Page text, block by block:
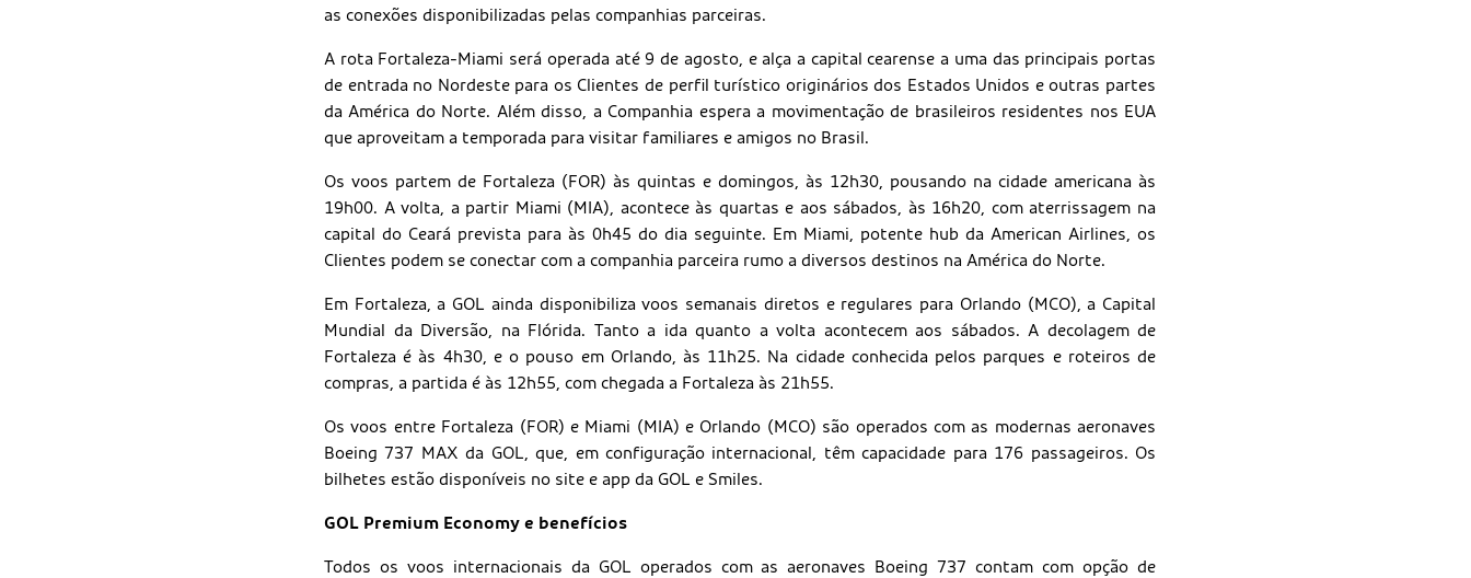
as conexões disponibilizadas pelas companhias parceiras.
A rota Fortaleza-Miami será operada até 9 de agosto, e alça a capital cearense a uma das principais portas
de entrada no Nordeste para os Clientes de perfil turístico originários dos Estados Unidos e outras partes
da América do Norte. Além disso, a Companhia espera a movimentação de brasileiros residentes nos EUA
que aproveitam a temporada para visitar familiares e amigos no Brasil.
Os voos partem de Fortaleza (FOR) às quintas e domingos, às 12h30, pousando na cidade americana às
19h00. A volta, a partir Miami (MIA), acontece às quartas e aos sábados, às 16h20, com aterrissagem na
capital do Ceará prevista para às 0h45 do dia seguinte. Em Miami, potente hub da American Airlines, os
Clientes podem se conectar com a companhia parceira rumo a diversos destinos na América do Norte.
Em Fortaleza, a GOL ainda disponibiliza voos semanais diretos e regulares para Orlando (MCO), a Capital
Mundial da Diversão, na Flórida. Tanto a ida quanto a volta acontecem aos sábados. A decolagem de
Fortaleza é às 4h30, e o pouso em Orlando, às 11h25. Na cidade conhecida pelos parques e roteiros de
compras, a partida é às 12h55, com chegada a Fortaleza às 21h55.
Os voos entre Fortaleza (FOR) e Miami (MIA) e Orlando (MCO) são operados com as modernas aeronaves
Boeing 737 MAX da GOL, que, em configuração internacional, têm capacidade para 176 passageiros. Os
bilhetes estão disponíveis no site e app da GOL e Smiles.
GOL Premium Economy e benefícios
Todos os voos internacionais da GOL operados com as aeronaves Boeing 737 contam com opção de